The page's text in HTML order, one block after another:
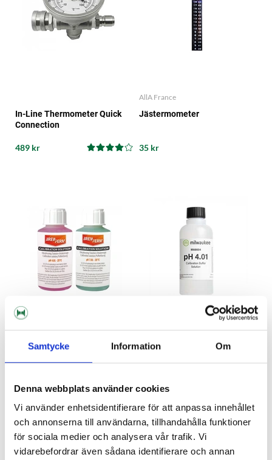
Samtycke Information Om
Denna webbplats använder cookies
Vi använder enhetsidentifierare för att anpassa innehållet
och annonserna till användarna, tillhandahålla funktioner
för sociala medier och analysera vår trafik. Vi
vidarebefordrar även sådana identifierare och annan
In-Line Thermometer Quick
Connection
489 kr
AllA France
Jästermometer
35 kr
199 kr 195 kr